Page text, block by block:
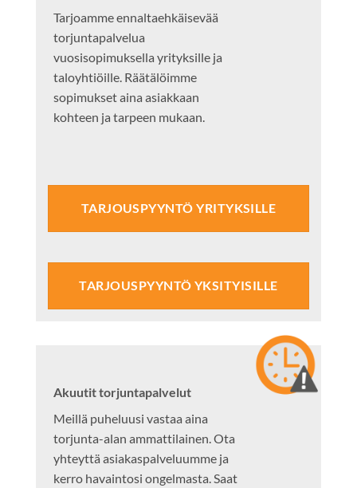
Tarjoamme ennaltaehkäisevää
torjuntapalvelua
vuosisopimuksella yrityksille ja
taloyhtiöille. Räätälöimme
sopimukset aina asiakkaan
kohteen ja tarpeen mukaan.
TARJOUSPYYNTÖ YRITYKSILLE
TARJOUSPYYNTÖ YKSITYISILLE
Akuutit torjuntapalvelut
Meillä puheluusi vastaa aina
torjunta-alan ammattilainen. Ota
yhteyttä asiakaspalveluumme ja
kerro havaintosi ongelmasta. Saat